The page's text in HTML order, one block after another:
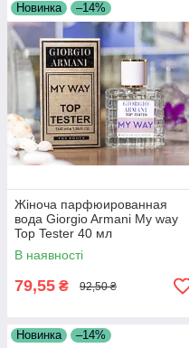
Новинка –14%
Жіноча парфюированная
вода Giorgio Armani My way
Top Tester 40 мл
В наявності
79,55 ₴ 92,50 ₴
Новинка –14%